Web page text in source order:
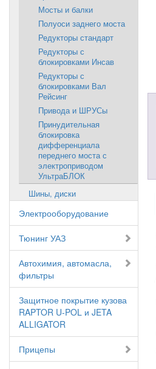
Мосты и балки
Полуоси заднего моста
Редукторы стандарт
Редукторы с
блокировками Инсав
Редукторы с
блокировками Вал
Рейсинг
Привода и ШРУСы
Принудительная
блокировка
дифференциала
переднего моста с
электроприводом
УльтраБЛОК
Шины, диски
Электрооборудование
Тюнинг УАЗ
Автохимия, автомасла,
фильтры
Защитное покрытие кузова
RAPTOR U-POL и JETA
ALLIGATOR
Прицепы